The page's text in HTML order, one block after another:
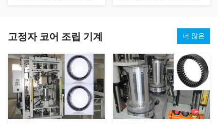
고정자 코어 조립 기계 더 많은